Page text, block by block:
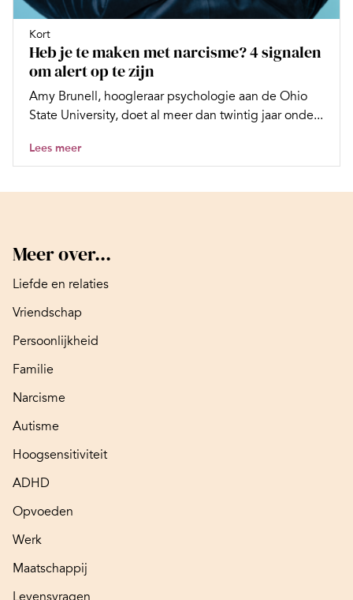
Kort
Heb je te maken met narcisme? 4 signalen
om alert op te zijn
Amy Brunell, hoogleraar psychologie aan de Ohio
State University, doet al meer dan twintig jaar onde...
Lees meer
Meer over...
Liefde en relaties
Vriendschap
Persoonlijkheid
Familie
Narcisme
Autisme
Hoogsensitiviteit
ADHD
Opvoeden
Werk
Maatschappij
Levensvragen